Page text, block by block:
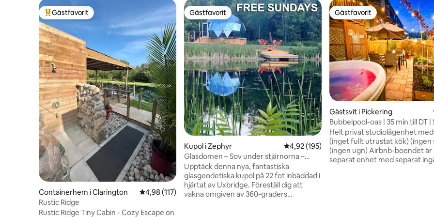
Populär gästfavorit
Gästfavorit
Containerhem i Clarington 4,98 av 5 i genomsnittligt betyg, 117 omdömen
4,98 (117)
Rustic Ridge
Rustic Ridge Tiny Cabin - Cozy Escape on
Gästfavorit
Gästfavorit
Kupol i Zephyr 4,92 av 5 i genomsnittligt betyg, 195
4,92 (195)
Glasdomen – Sov under stjärnorna –
Gratis söndagar
Upptäck denna nya, fantastiska
glasgeodetiska kupol på 22 fot inbäddad i
hjärtat av Uxbridge. Föreställ dig att
vakna omgiven av 360-graders
Gästfavorit
Gästfavorit
Gästsvit i Pickering
Bubbelpool-oas | 35 min till DT |
bottenvåningen
Helt privat studiolägenhet
(inget fullt utrustat kök) (ingen
(ingen ugn) Airbnb-boendet är en
separat enhet med separat